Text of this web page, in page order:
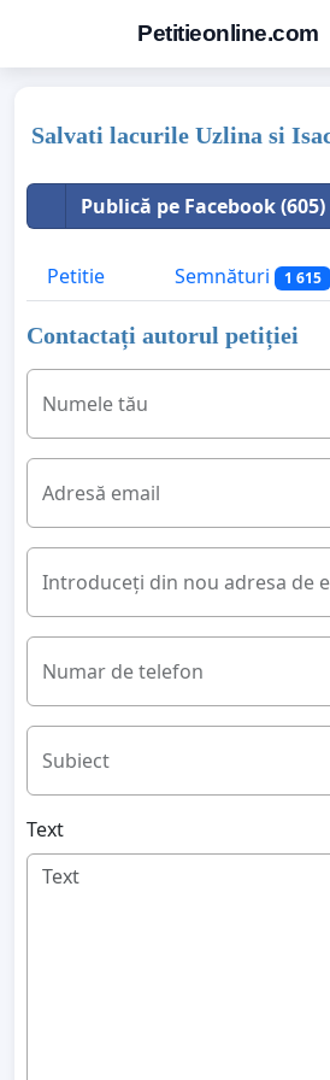
Petitieonline.com
Salvati lacurile Uzlina si
Publică pe Facebook (605)
Petitie Semnături 1 615
Contactați autorul petiției
Numele tău
Adresă email
Introduceți din nou adresa de
Numar de telefon
Subiect
Text